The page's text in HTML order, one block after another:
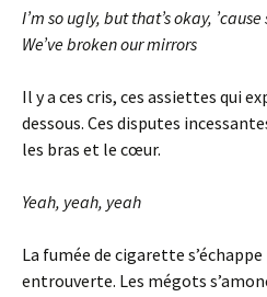
I’m so ugly, but that’s okay,
We’ve broken our mirrors
Il y a ces cris, ces assiettes qui
dessous. Ces disputes
les bras et le cœur.
Yeah, yeah, yeah
La fumée de cigarette
entrouverte. Les mégots